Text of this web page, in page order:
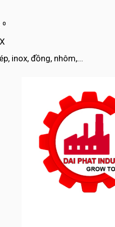
inox, đồng, nhôm,...